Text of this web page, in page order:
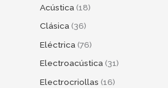
Acústica 18
Clásica 36
Eléctrica 76
Electroacústica 31
Electrocriollas 16